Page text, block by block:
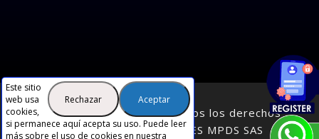
Aceptar
Rechazar
Este sitio
web usa
cookies,
si permanece aquí acepta su uso. Puede leer
más sobre el uso de cookies en nuestra
2026 © Oxford Centre. Todos los derechos
Reservados INVERSIONES MPDS SAS